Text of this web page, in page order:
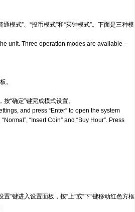
模式”、“投币模式”和“买钟模式”。下面是三种模
unit. Three operation modes are available –
。
“确定”键完成模式设置。
and press “Enter” to open the system
“Insert Coin” and “Buy Hour”. Press
”键进入设置面板，按“上”或“下”键移动红色方框